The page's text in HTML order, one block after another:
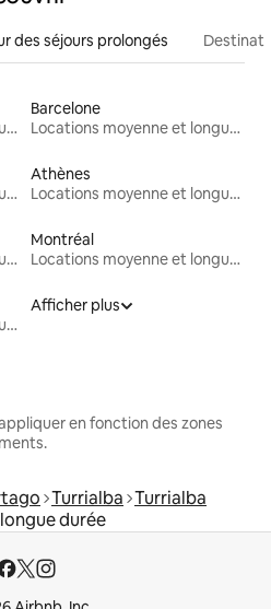
des séjours prolongés
Locations moyenne et longue durée
Barcelone
Locations moyenne et longue durée
Locations moyenne et longue durée
Athènes
Locations moyenne et longue durée
Locations moyenne et longue durée
Montréal
Locations moyenne et longue durée
Locations moyenne et longue durée
Afficher plus
en fonction des zones
Turrialba Turrialba
durée